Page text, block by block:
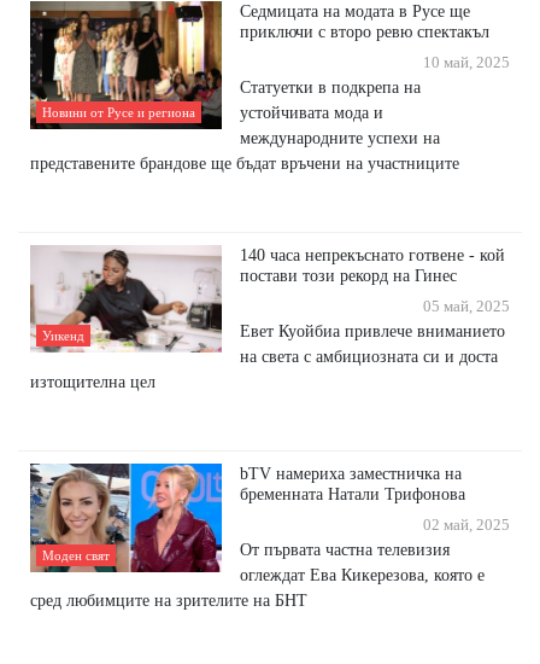
Новини от Русе и региона
Седмицата на модата в Русе ще
приключи с второ ревю спектакъл
10 май, 2025
Статуетки в подкрепа на
устойчивата мода и
международните успехи на
представените брандове ще бъдат връчени на участниците
Уикенд
140 часа непрекъснато готвене - кой
постави този рекорд на Гинес
05 май, 2025
Евет Куойбиа привлече вниманието
на света с амбициозната си и доста
изтощителна цел
Моден свят
bTV намериха заместничка на
бременната Натали Трифонова
02 май, 2025
От първата частна телевизия
оглеждат Ева Кикерезова, която е
сред любимците на зрителите на БНТ